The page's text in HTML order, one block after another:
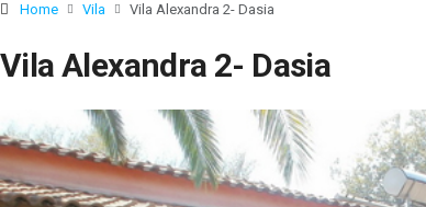
Home Vila Vila Alexandra 2- Dasia
Vila Alexandra 2- Dasia